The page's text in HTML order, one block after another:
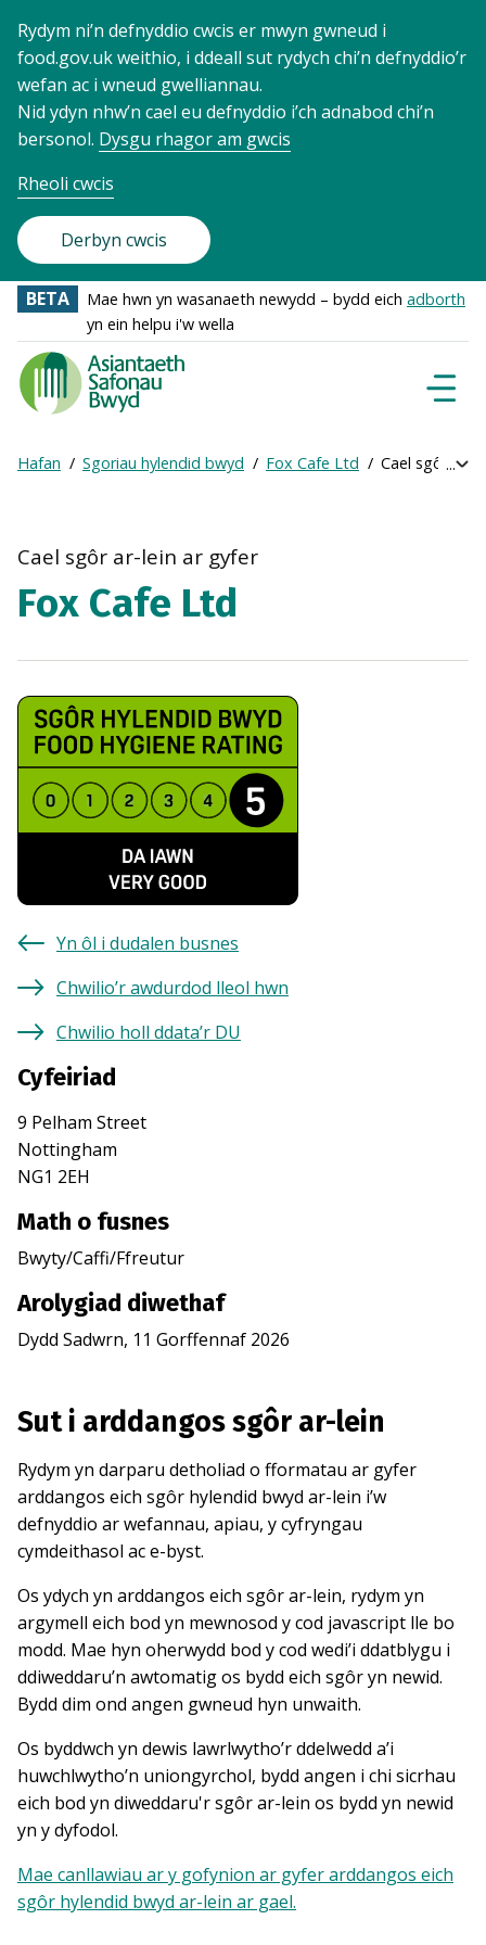
Rydym ni’n defnyddio cwcis er mwyn gwneud i
food.gov.uk weithio, i ddeall sut rydych chi’n defnyddio’r
wefan ac i wneud gwelliannau.
Nid ydyn nhw’n cael eu defnyddio i’ch adnabod chi’n
bersonol. Dysgu rhagor am gwcis
Rheoli cwcis
Derbyn cwcis
BETA Mae hwn yn wasanaeth newydd – bydd eich adborth
yn ein helpu i'w wella
Food
Standards
Agency
Frontpage
Breadcrumb
Hafan Sgoriau hylendid bwyd Fox Cafe Ltd Cael sgôr ar-
Cael sgôr ar-lein ar gyfer
Fox Cafe Ltd
Yn ôl i dudalen busnes
Chwilio’r awdurdod lleol hwn
Chwilio holl ddata’r DU
Cyfeiriad
9 Pelham Street
Nottingham
NG1 2EH
Math o fusnes
Bwyty/Caffi/Ffreutur
Arolygiad diwethaf
Dydd Sadwrn, 11 Gorffennaf 2026
Sut i arddangos sgôr ar-lein
Rydym yn darparu detholiad o fformatau ar gyfer
arddangos eich sgôr hylendid bwyd ar-lein i’w
defnyddio ar wefannau, apiau, y cyfryngau
cymdeithasol ac e-byst.
Os ydych yn arddangos eich sgôr ar-lein, rydym yn
argymell eich bod yn mewnosod y cod javascript lle bo
modd. Mae hyn oherwydd bod y cod wedi’i ddatblygu i
ddiweddaru’n awtomatig os bydd eich sgôr yn newid.
Bydd dim ond angen gwneud hyn unwaith.
Os byddwch yn dewis lawrlwytho’r ddelwedd a’i
huwchlwytho’n uniongyrchol, bydd angen i chi sicrhau
eich bod yn diweddaru'r sgôr ar-lein os bydd yn newid
yn y dyfodol.
Mae canllawiau ar y gofynion ar gyfer arddangos eich
sgôr hylendid bwyd ar-lein ar gael.